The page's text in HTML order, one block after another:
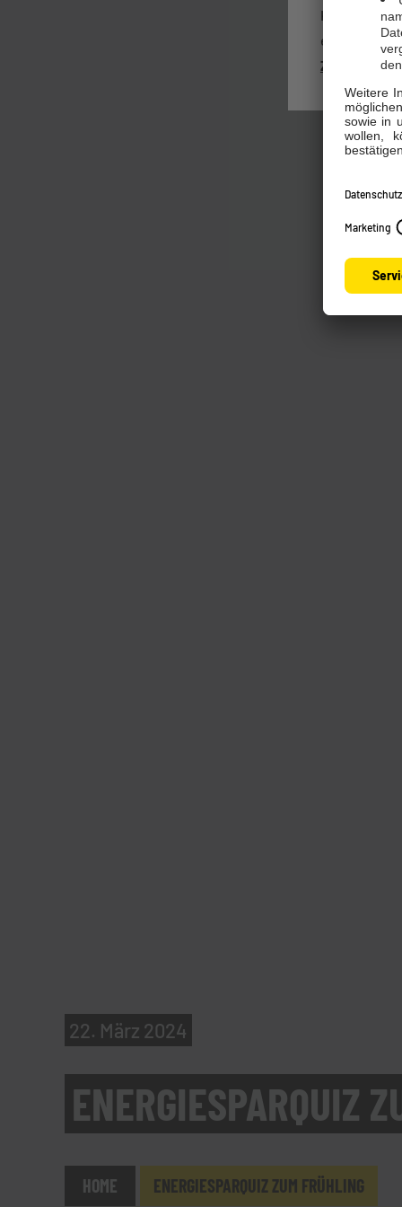
22. März 2024
ENERGIESPARQUIZ
HOME ENERGIESPARQUIZ ZUM FRÜHLING
Kennen Sie
einzusehen
Zum